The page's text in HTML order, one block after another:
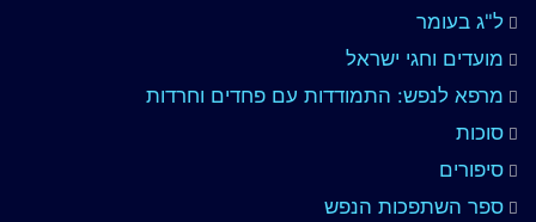
ל"ג בעומר
מועדים וחגי ישראל
מרפא לנפש: התמודדות עם פחדים וחרדות
סוכות
סיפורים
ספר השתפכות הנפש